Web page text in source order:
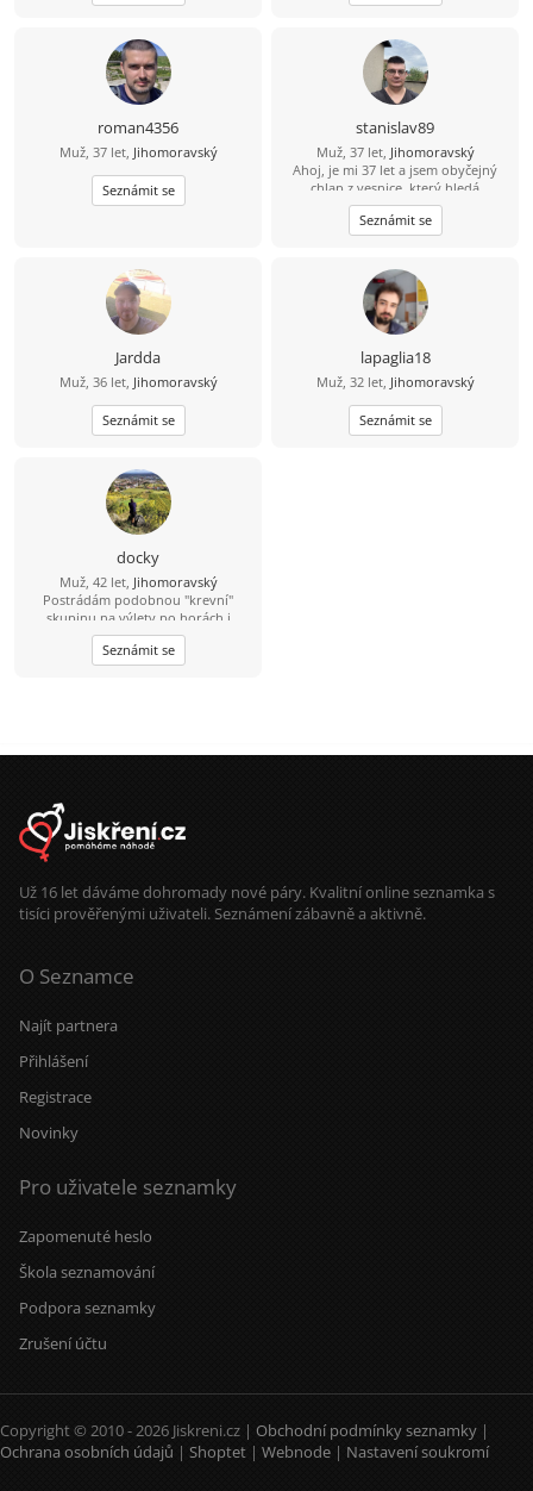
roman4356
Muž, 37 let, Jihomoravský
Seznámit se
stanislav89
Muž, 37 let, Jihomoravský
Ahoj, je mi 37 let a jsem obyčejný
chlap z vesnice, který hledá
obyčejnou holku pro společnou
cestu životem. Ve volném čase rád
vyrazím na procházku, zaplavu si
která ví, co od života chce, umí se
smát a touží po pevném vztahu
plném důvěry, pohody a vzájemné
opory. Pokud tě můj inzerát zaujal,
budu rád, když napíšeš. Třeba právě
naše společné dobrodružství začíná
tady.
Seznámit se
Jardda
Muž, 36 let, Jihomoravský
Seznámit se
lapaglia18
Muž, 32 let, Jihomoravský
Seznámit se
docky
Muž, 42 let, Jihomoravský
Postrádám podobnou "krevní"
skupinu na výlety po horách i
nížinách v kameních i bažinách. Do
divadla -> do kina nebo chvíle u
vína.
Seznámit se
Už 16 let dáváme dohromady nové páry. Kvalitní online seznamka s
tisíci prověřenými uživateli. Seznámení zábavně a aktivně.
O Seznamce
Najít partnera
Přihlášení
Registrace
Novinky
Pro uživatele seznamky
Zapomenuté heslo
Škola seznamování
Podpora seznamky
Zrušení účtu
Copyright © 2010 - 2026 Jiskreni.cz | Obchodní podmínky seznamky |
Ochrana osobních údajů | Shoptet | Webnode | Nastavení soukromí